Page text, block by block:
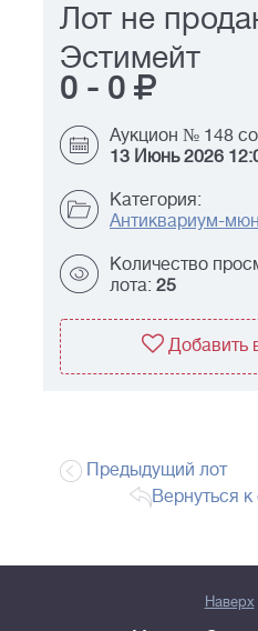
Лот не
Эстимейт
0 - 0
Аукцион № 148
13 Июнь 2026
Категория:
Антиквариум-
Количество
лота: 25
Добавить
Предыдущий лот
Вернуться к
Наверх